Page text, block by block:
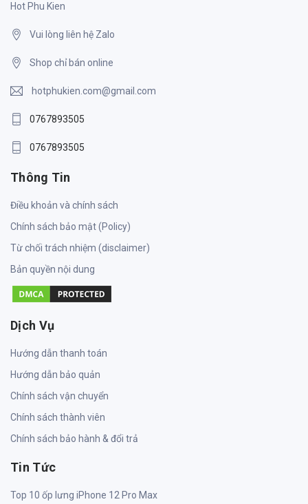
Hot Phu Kien
Vui lòng liên hệ Zalo
Shop chỉ bán online
hotphukien.com@gmail.com
0767893505
0767893505
Thông Tin
Điều khoản và chính sách
Chính sách bảo mật (Policy)
Từ chối trách nhiệm (disclaimer)
Bản quyền nội dung
Dịch Vụ
Hướng dẫn thanh toán
Hướng dẫn bảo quản
Chính sách vận chuyển
Chính sách thành viên
Chính sách bảo hành & đổi trả
Tin Tức
Top 10 ốp lưng iPhone 12 Pro Max